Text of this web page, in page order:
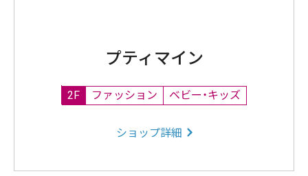
プティマイン
2F ファッション ベビー・キッズ
ショップ詳細